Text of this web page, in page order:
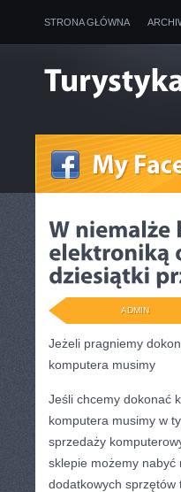
STRONA GŁÓWNA
ADMIN
Jeżeli pragniemy
komputera musimy
Jeśli chcemy dokonać
komputera musimy w
sprzedaży
sklepie możemy nabyć
dodatkowych sprzętów